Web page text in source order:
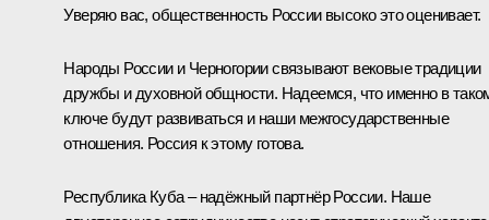
Уверяю вас, общественность России высоко это оценивает.
Народы России и Черногории связывают вековые традиции
дружбы и духовной общности. Надеемся, что именно в
ключе будут развиваться и наши межгосударственные
отношения. Россия к этому готова.
Республика Куба – надёжный партнёр России. Наше